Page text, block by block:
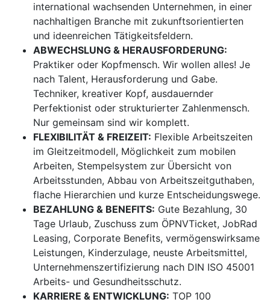
international wachsenden Unternehmen, in einer
nachhaltigen Branche mit zukunftsorientierten
und ideenreichen Tätigkeitsfeldern.
ABWECHSLUNG & HERAUSFORDERUNG:
Praktiker oder Kopfmensch. Wir wollen alles! Je
nach Talent, Herausforderung und Gabe.
Techniker, kreativer Kopf, ausdauernder
Perfektionist oder strukturierter Zahlenmensch.
Nur gemeinsam sind wir komplett.
FLEXIBILITÄT & FREIZEIT: Flexible Arbeitszeiten
im Gleitzeitmodell, Möglichkeit zum mobilen
Arbeiten, Stempelsystem zur Übersicht von
Arbeitsstunden, Abbau von Arbeitszeitguthaben,
flache Hierarchien und kurze Entscheidungswege.
BEZAHLUNG & BENEFITS: Gute Bezahlung, 30
Tage Urlaub, Zuschuss zum ÖPNVTicket, JobRad
Leasing, Corporate Benefits, vermögenswirksame
Leistungen, Kinderzulage, neuste Arbeitsmittel,
Unternehmenszertifizierung nach DIN ISO 45001
Arbeits- und Gesundheitsschutz.
KARRIERE & ENTWICKLUNG: TOP 100